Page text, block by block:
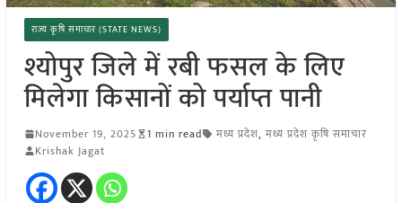
राज्य कृषि समाचार (STATE NEWS)
श्योपुर जिले में रबी फसल के लिए
मिलेगा किसानों को पर्याप्त पानी
November 19, 2025 1 min read मध्य प्रदेश, मध्य प्रदेश कृषि समाचार
Krishak Jagat